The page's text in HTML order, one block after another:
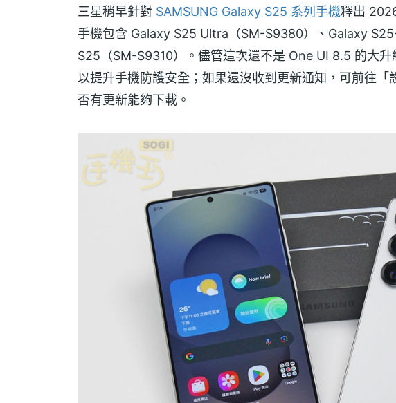
三星稍早針對 SAMSUNG Galaxy S25 系列手機釋出
手機包含 Galaxy S25 Ultra（SM-S9380）、Galaxy
S25（SM-S9310）。儘管這次還不是 One UI 8.5 的大升
以提升手機防護安全；如果還沒收到更新通知，可前往
否有更新能夠下載。